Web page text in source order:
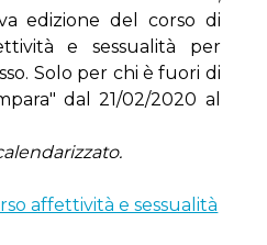
edizione del corso di
e sessualità per
Solo per chi è fuori di
dal 21/02/2020 al
affettività e sessualità